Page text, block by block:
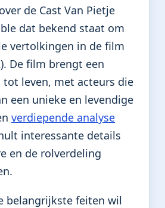
de Cast Van Pietje
dat bekend staat om
vertolkingen in de film
De film brengt een
tot leven, met acteurs die
een unieke en levendige
verdiepende analyse
interessante details
en de rolverdeling
belangrijkste feiten wil